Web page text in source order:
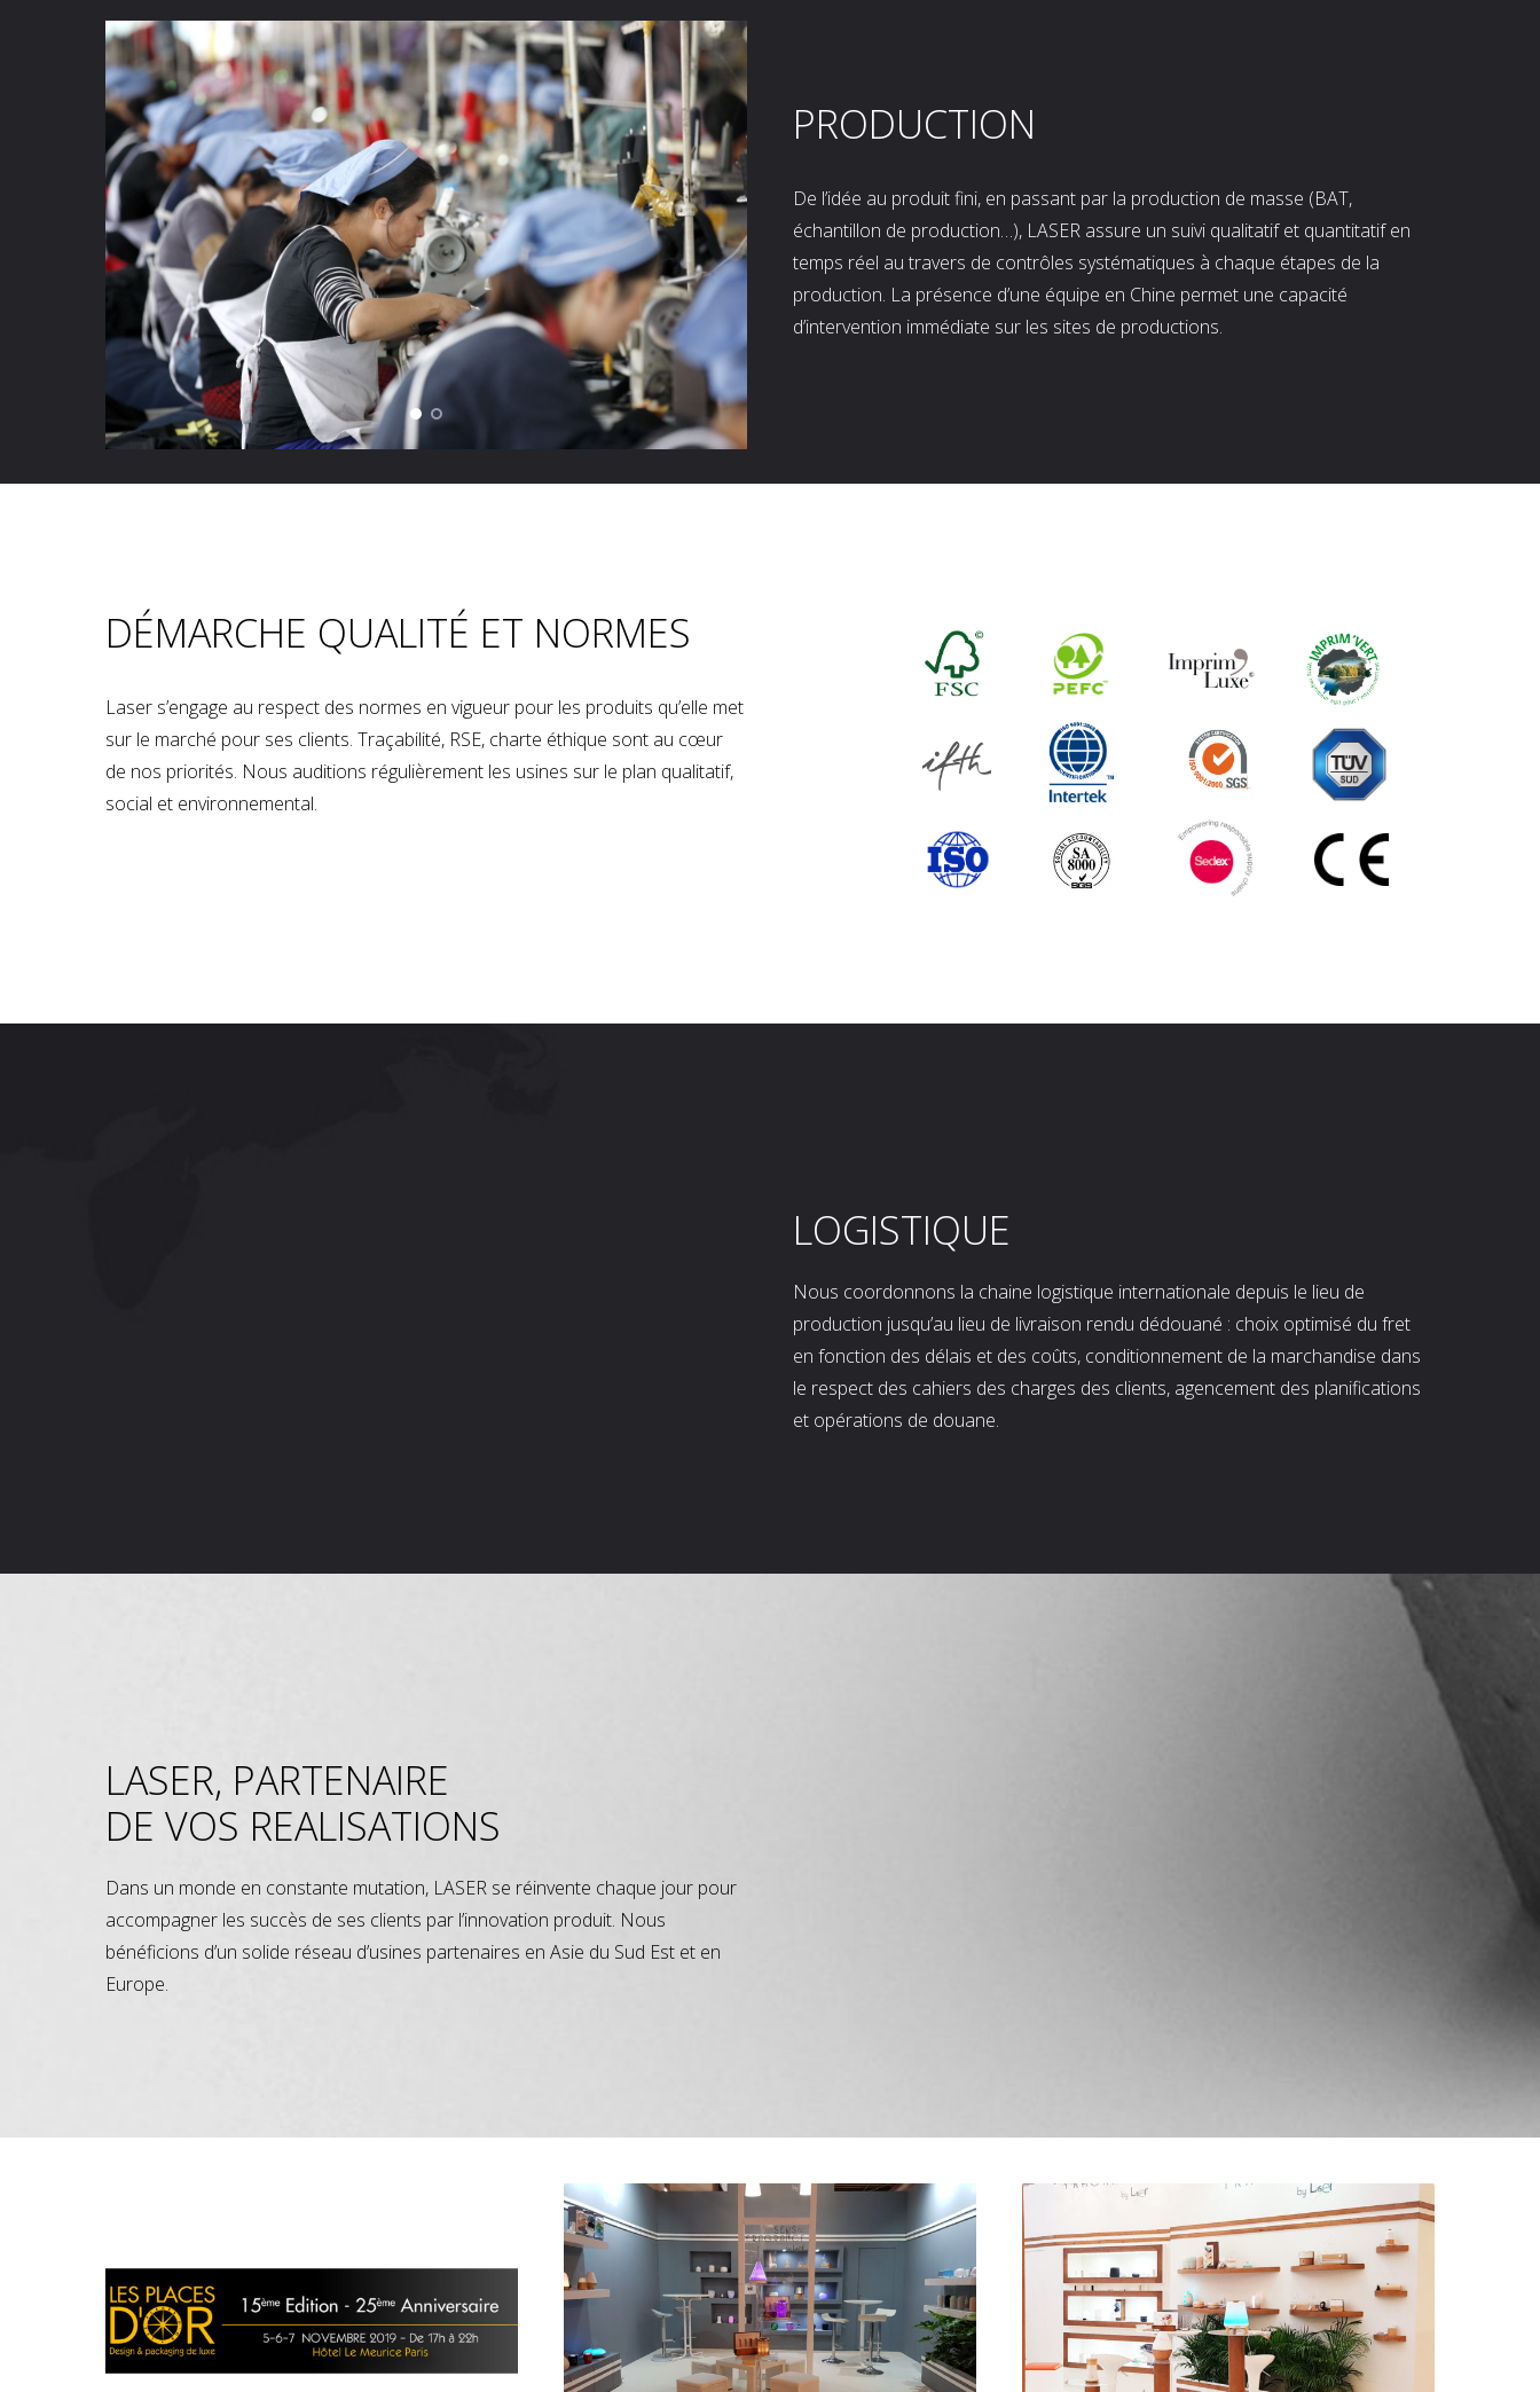
PRODUCTION
De l’idée au produit fini, en passant par la production de masse (BAT,
échantillon de production…), LASER assure un suivi qualitatif et quantitatif en
temps réel au travers de contrôles systématiques à chaque étapes de la
production. La présence d’une équipe en Chine permet une capacité
d’intervention immédiate sur les sites de productions.
DÉMARCHE QUALITÉ ET NORMES
Laser s’engage au respect des normes en vigueur pour les produits qu’elle met
sur le marché pour ses clients. Traçabilité, RSE, charte éthique sont au cœur
de nos priorités. Nous auditions régulièrement les usines sur le plan qualitatif,
social et environnemental.
LOGISTIQUE
Nous coordonnons la chaine logistique internationale depuis le lieu de
production jusqu’au lieu de livraison rendu dédouané : choix optimisé du fret
en fonction des délais et des coûts, conditionnement de la marchandise dans
le respect des cahiers des charges des clients, agencement des planifications
et opérations de douane.
LASER, PARTENAIRE
DE VOS REALISATIONS
Dans un monde en constante mutation, LASER se réinvente chaque jour pour
accompagner les succès de ses clients par l’innovation produit. Nous
bénéficions d’un solide réseau d’usines partenaires en Asie du Sud Est et en
Europe.